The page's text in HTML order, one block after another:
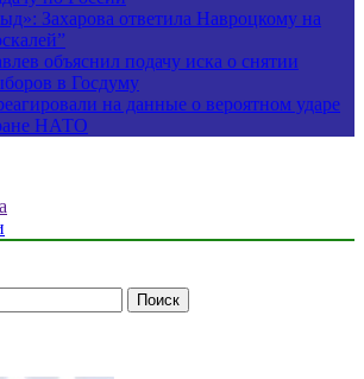
Захарова ответила Навроцкому на
объяснил подачу иска о снятии
в Госдуму
на данные о вероятном ударе
НАТО